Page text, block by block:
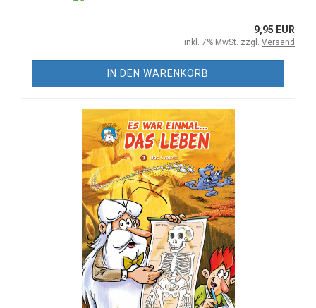
9,95 EUR
inkl. 7% MwSt. zzgl. Versand
IN DEN WARENKORB